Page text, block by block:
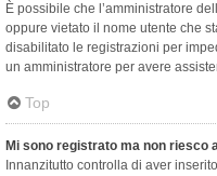
È possibile che l’amministratore
oppure vietato il nome utente che
disabilitato le registrazioni per
un amministratore per avere
Top
Mi sono registrato ma non riesco
Innanzitutto controlla di aver